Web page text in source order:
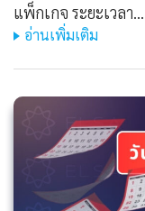
แพ็กเกจ ระยะเวลา…
อ่านเพิ่มเติม